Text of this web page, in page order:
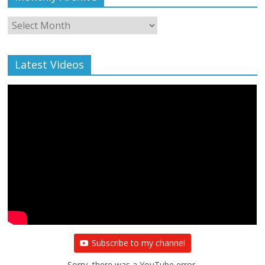
Monthly
Archive
Latest Videos
Subscribe to my channel